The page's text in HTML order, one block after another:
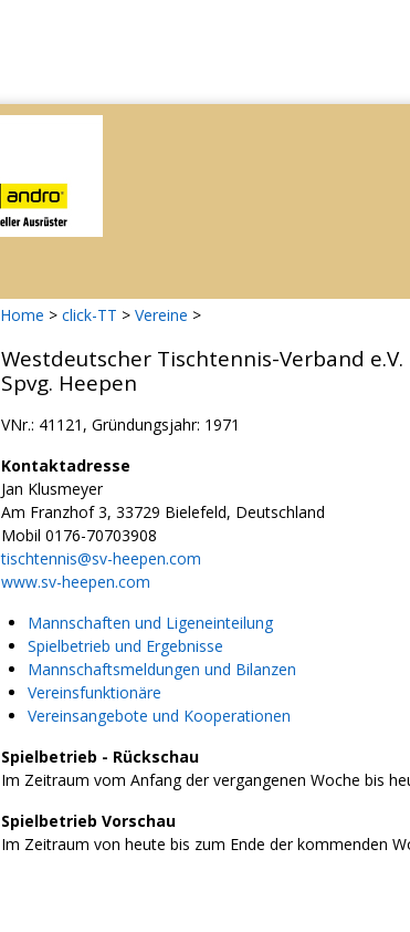
Home > click-TT > Vereine >
Westdeutscher Tischtennis-Verband e.V.
Spvg. Heepen
VNr.: 41121, Gründungsjahr: 1971
Kontaktadresse
Jan Klusmeyer
Am Franzhof 3, 33729 Bielefeld, Deutschland
Mobil 0176-70703908
tischtennis@sv-heepen.com
www.sv-heepen.com
Mannschaften und Ligeneinteilung
Spielbetrieb und Ergebnisse
Mannschaftsmeldungen und Bilanzen
Vereinsfunktionäre
Vereinsangebote und Kooperationen
Spielbetrieb - Rückschau
Im Zeitraum vom Anfang der vergangenen Woche bis
Spielbetrieb Vorschau
Im Zeitraum von heute bis zum Ende der kommenden